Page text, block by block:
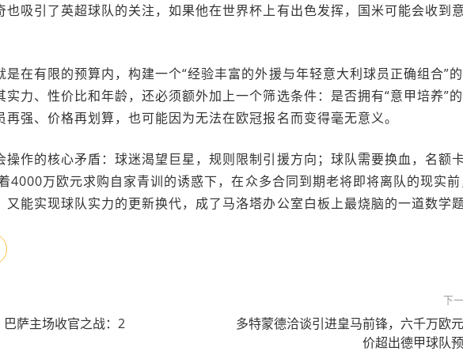
吸引了英超球队的关注，如果他在世界杯上有出色发挥，国米可能会收到
在有限的预算内，构建一个“经验丰富的外援与年轻意大利球员正确组合”的
力、性价比和年龄，还必须额外加上一个筛选条件：是否拥有“意甲培养”的
强、价格再划算，也可能因为无法在欧冠报名而变得毫无意义。
操作的核心矛盾：球迷渴望巨星，规则限制引援方向；球队需要换血，名额
4000万欧元求购自家青训的诱惑下，在众多合同到期老将即将离队的现实
能实现球队实力的更新换代，成了马洛塔办公室白板上最烧脑的一道数学题
萨主场收官之战：2
下
多特蒙德洽谈引进皇马前锋，六千万欧
价超出德甲球队